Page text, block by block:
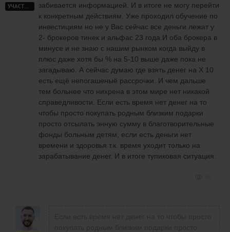
УЧАСТНИК
забивается информацией. И в итоге не могу перейти
к конкретным действиям. Уже проходил обучение по
инвестициям но не у Вас сейчас все деньги лежат у
2- брокеров тинек и альфас 23 года.И оба брокера в
минусе и не знаю с нашим рынком когда выйду в
плюс даже хотя бы % на 5-10 выше даже пока не
загадываю. А сейчас думаю где взять денег на Х 10
есть ещё непогашеныё рассрочки. И чем дальше
тем больнее что нихрена в этом мире нет никакой
справедливости. Если есть время нет денег на то
чтобы просто покупать родным близким подарки
просто отсылать энную сумму в благотворительные
фонды больным детям, если есть деньги нет
времени и здоровья т.к. время уходит только на
зарабатывание денег. И в итоге тупиковая ситуация.